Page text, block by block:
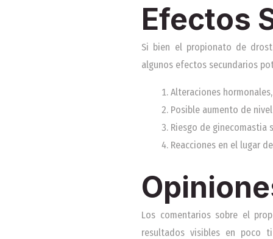
Efectos
Si bien el propionato de
algunos efectos secundarios
Alteraciones
Posible aumento de
Riesgo de ginecomastia
Reacciones en el lugar
Los comentarios sobre el
resultados visibles en poco